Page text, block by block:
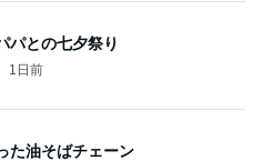
パとの七夕祭り
1日前
た油そばチェーン